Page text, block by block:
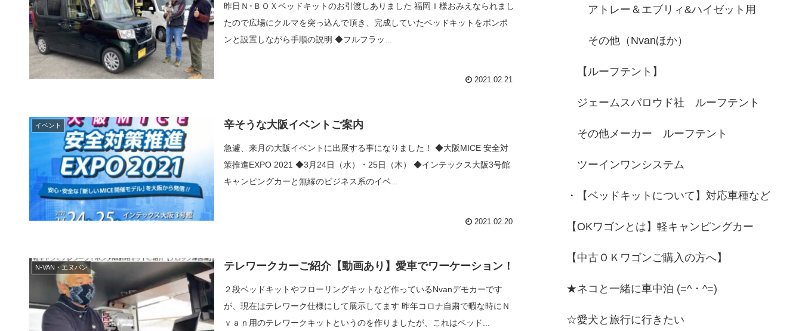
昨日Ｎ･ＢＯＸベッドキットのお引渡しありました 福岡Ｉ様おみえなられまし
たので広場にクルマを突っ込んで頂き、完成していたベッドキットをポンポ
ンと設置しながら手順の説明 ◆フルフラッ...
2021.02.21
イベント 辛そうな大阪イベントご案内
急遽、来月の大阪イベントに出展する事になりました！ ◆大阪MICE 安全対
策推進EXPO 2021 ◆3月24日（水）・25日（木） ◆インテックス大阪3号館
キャンピングカーと無縁のビジネス系のイベ...
2021.02.20
N-VAN・エヌバン テレワークカーご紹介【動画あり】愛車でワーケーション！
２段ベッドキットやフローリングキットなど作っているNvanデモカーです
が、現在はテレワーク仕様にして展示してます 昨年コロナ自粛で暇な時にＮ
ｖａｎ用のテレワークキットというのを作りましたが、これはベッド...
アトレー＆エブリィ&ハイゼット用
その他（Nvanほか）
【ルーフテント】
ジェームスバロウド社 ルーフテント
その他メーカー ルーフテント
ツーインワンシステム
・【ベッドキットについて】対応車種など
【OKワゴンとは】軽キャンピングカー
【中古ＯＫワゴンご購入の方へ】
★ネコと一緒に車中泊 (=^・^=)
☆愛犬と旅行に行きたい